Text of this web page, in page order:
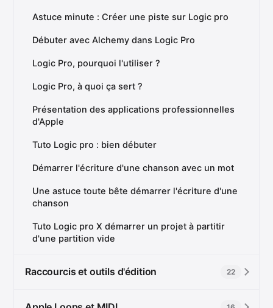
Astuce minute : Créer une piste sur Logic pro
Débuter avec Alchemy dans Logic Pro
Logic Pro, pourquoi l'utiliser ?
Logic Pro, à quoi ça sert ?
Présentation des applications professionnelles
d'Apple
Tuto Logic pro : bien débuter
Démarrer l'écriture d'une chanson avec un mot
Une astuce toute bête démarrer l'écriture d'une
chanson
Tuto Logic pro X démarrer un projet à partitir
d'une partition vide
Raccourcis et outils d'édition 22